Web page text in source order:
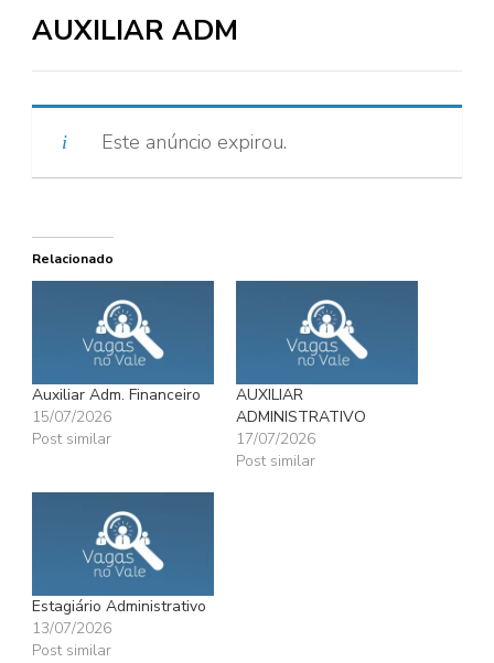
AUXILIAR ADM
Este anúncio expirou.
Relacionado
Auxiliar Adm. Financeiro
15/07/2026
Post similar
AUXILIAR
ADMINISTRATIVO
17/07/2026
Post similar
Estagiário Administrativo
13/07/2026
Post similar